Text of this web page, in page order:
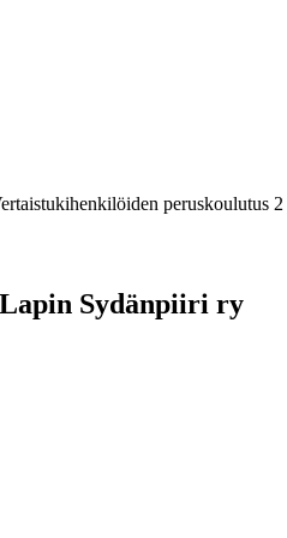
peruskoulutus
Sydänpiiri ry